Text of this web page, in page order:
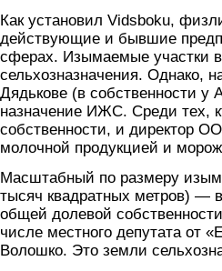
Как установил Vidsboku,
действующие и бывшие
сферах. Изымаемые участки
сельхозназначения. Однако,
Дядькове (в собственности
назначение ИЖС. Среди тех,
собственности, и директор
молочной продукцией и
Масштабный по размеру
тысяч квадратных метров) —
общей долевой
числе местного депутата от
Волошко. Это земли